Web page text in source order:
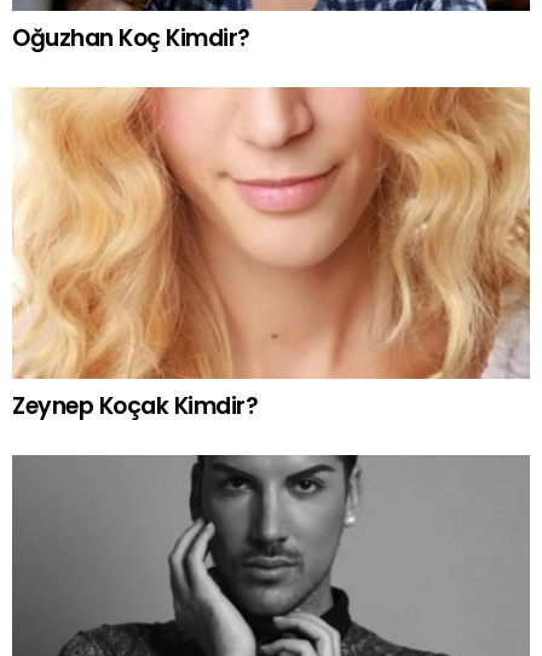
Oğuzhan Koç Kimdir?
Zeynep Koçak Kimdir?